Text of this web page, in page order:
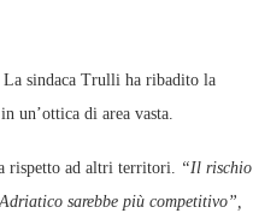
La sindaca Trulli ha ribadito la
un’ottica di area vasta.
rispetto ad altri territori. “Il rischio
sarebbe più competitivo”,